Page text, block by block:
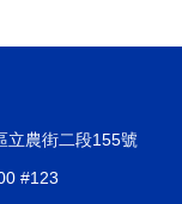
立農街二段155號
#123